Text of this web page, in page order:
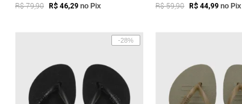
R$ 79,90 R$ 46,29 no Pix R$ 59,90 R$ 44,99 no Pix
-28%